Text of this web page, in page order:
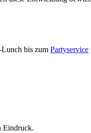
bis zum Partyservice
Eindruck.